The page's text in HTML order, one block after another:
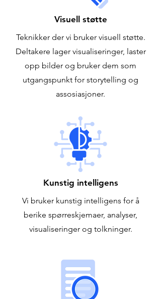
Visuell støtte
Teknikker der vi bruker visuell støtte.
Deltakere lager visualiseringer, laster
opp bilder og bruker dem som
utgangspunkt for storytelling og
assosiasjoner.
Kunstig intelligens
Vi bruker kunstig intelligens for å
berike spørreskjemaer, analyser,
visualiseringer og tolkninger.